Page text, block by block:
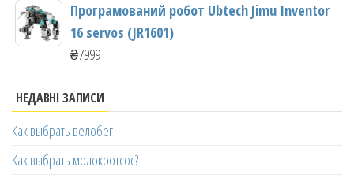
Програмований робот Ubtech Jimu Inventor
16 servos (JR1601)
₴7999
НЕДАВНІ ЗАПИСИ
Как выбрать велобег
Как выбрать молокоотсос?